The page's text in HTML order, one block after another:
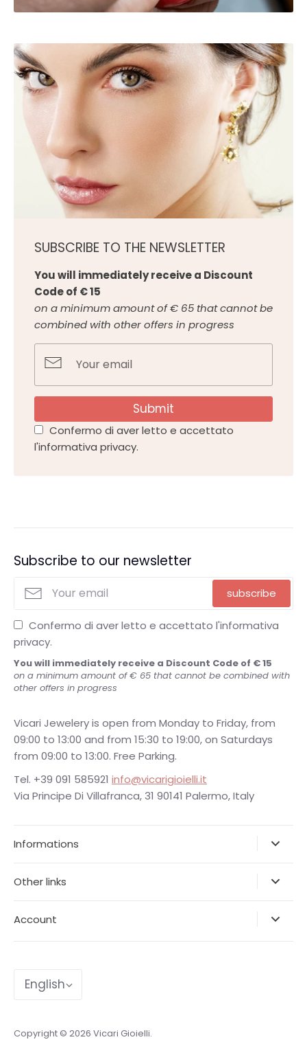
SUBSCRIBE TO THE NEWSLETTER
You will immediately receive a Discount
Code of € 15
on a minimum amount of € 65 that cannot be
combined with other offers in progress
Submit
Confermo di aver letto e accettato
l'informativa privacy.
Subscribe to our newsletter
subscribe
Confermo di aver letto e accettato l'informativa
privacy.
You will immediately receive a Discount Code of € 15
on a minimum amount of € 65 that cannot be combined with
other offers in progress
Vicari Jewelery is open from Monday to Friday, from
09:00 to 13:00 and from 15:30 to 19:00, on Saturdays
from 09:00 to 13:00. Free Parking.
Tel. +39 091 585921 info@vicarigioielli.it
Via Principe Di Villafranca, 31 90141 Palermo, Italy
Informations
Other links
Account
Language
English
Copyright © 2026 Vicari Gioielli.